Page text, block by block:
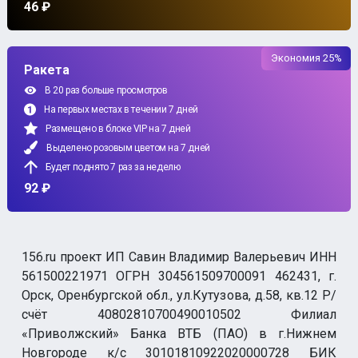
46 ₽
Ракета
В 20 раз больше просмотров
На первых местах в течении 7 дней
Размещено в блоке VIP на 7 дней
Выделено розовым цветом на 7 дней
Будет поднято 7 раз за неделю
92 ₽
Экономия 25%
156.ru проект ИП Савин Владимир Валерьевич ИНН
561500221971 ОГРН 304561509700091 462431, г.
Орск, Оренбургской обл., ул.Кутузова, д.58, кв.12 Р/
счёт 40802810700490010502 Филиал
«Приволжский» Банка ВТБ (ПАО) в г.Нижнем
Новгороде к/с 30101810922020000728 БИК